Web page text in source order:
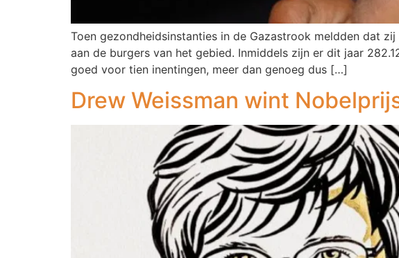
Toen gezondheidsinstanties in de Gazastrook meldden dat
aan de burgers van het gebied. Inmiddels zijn er dit jaar
goed voor tien inentingen, meer dan genoeg dus […]
Drew Weissman wint